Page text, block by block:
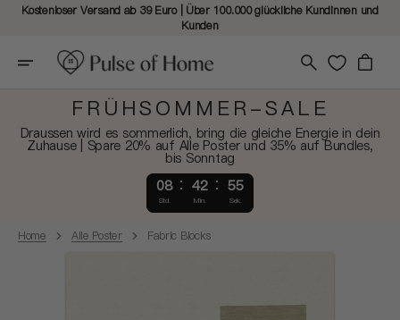
Kostenloser Versand ab 39 Euro | Über 100.000 glückliche Kundinnen und
Kunden
Warenkorb
FRÜHSOMMER-SALE
Draussen wird es sommerlich, bring die gleiche Energie in dein
Zuhause | Spare 20% auf Alle Poster und 35% auf Bundles,
bis Sonntag
08
Std.
42
Min.
55
Sek.
Home Alle Poster Fabric Blocks